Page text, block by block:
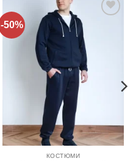
-50%
КОСТЮМИ